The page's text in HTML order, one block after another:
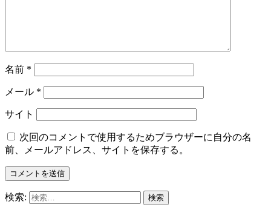
名前 *
メール *
サイト
次回のコメントで使用するためブラウザーに自分の名
前、メールアドレス、サイトを保存する。
検索: